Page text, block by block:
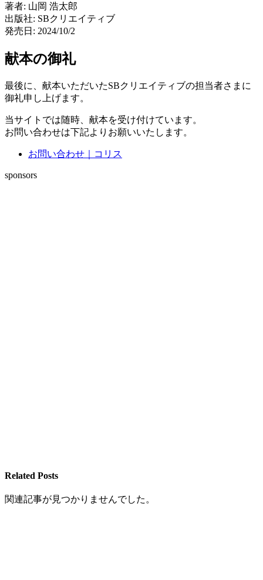
著者: 山岡 浩太郎
出版社: SBクリエイティブ
発売日: 2024/10/2
献本の御礼
最後に、献本いただいたSBクリエイティブの担当者さまに
御礼申し上げます。
当サイトでは随時、献本を受け付けています。
お問い合わせは下記よりお願いいたします。
お問い合わせ｜コリス
sponsors
Related Posts
関連記事が見つかりませんでした。